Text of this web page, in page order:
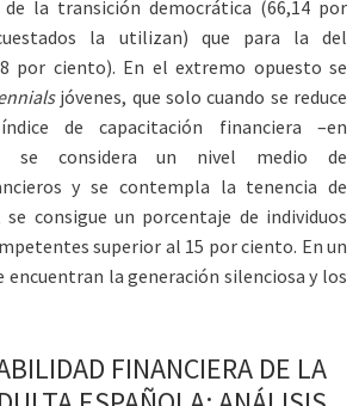
la transición democrática (66,14 por
la utilizan) que para la del
por ciento). En el extremo opuesto se
jóvenes, que solo cuando se reduce
de capacitación financiera –en
se considera un nivel medio de
y se contempla la tenencia de
consigue un porcentaje de individuos
superior al 15 por ciento. En un
la generación silenciosa y los
FINANCIERA DE LA